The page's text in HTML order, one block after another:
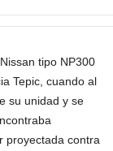
tipo NP300
Tepic, cuando al
su unidad y se
proyectada contra